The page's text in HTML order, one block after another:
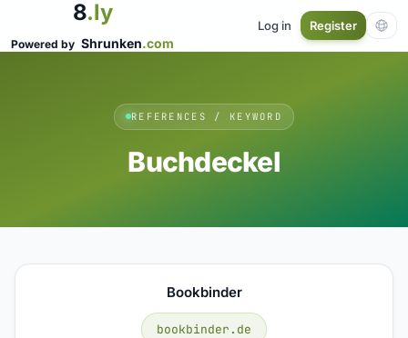
8.ly
Powered by Shrunken.com
Log in Register
REFERENCES / KEYWORD
Buchdeckel
Bookbinder
bookbinder.de